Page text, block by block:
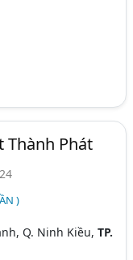
Thành Phát
)
Q. Ninh Kiều,TP.